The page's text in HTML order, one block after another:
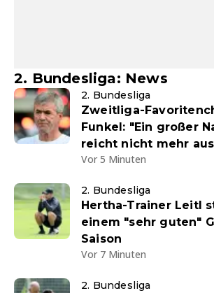
2. Bundesliga: News
2. Bundesliga
Zweitliga-
Funkel: "Ein großer
reicht nicht mehr
Vor 5 Minuten
2. Bundesliga
Hertha-Trainer Leitl
einem "sehr guten"
Saison
Vor 7 Minuten
2. Bundesliga